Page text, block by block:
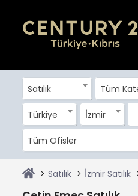
Satılık Tüm
Türkiye İzmir
Tüm Ofisler
Satılık İzmir Satılık